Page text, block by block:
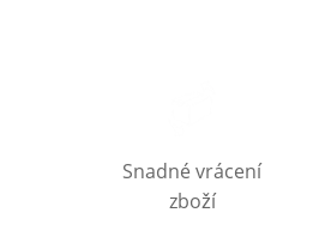
Snadné vrácení
zboží